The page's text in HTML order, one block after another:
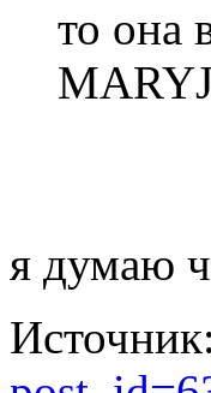
то она
я думаю
Источник: